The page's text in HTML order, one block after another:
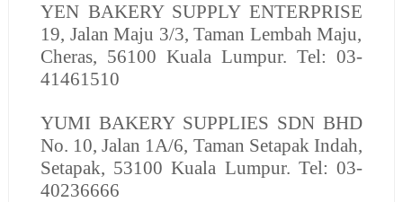
YEN BAKERY SUPPLY ENTERPRISE
19, Jalan Maju 3/3, Taman Lembah Maju,
Cheras, 56100 Kuala Lumpur. Tel: 03-
41461510
YUMI BAKERY SUPPLIES SDN BHD
No. 10, Jalan 1A/6, Taman Setapak Indah,
Setapak, 53100 Kuala Lumpur. Tel: 03-
40236666